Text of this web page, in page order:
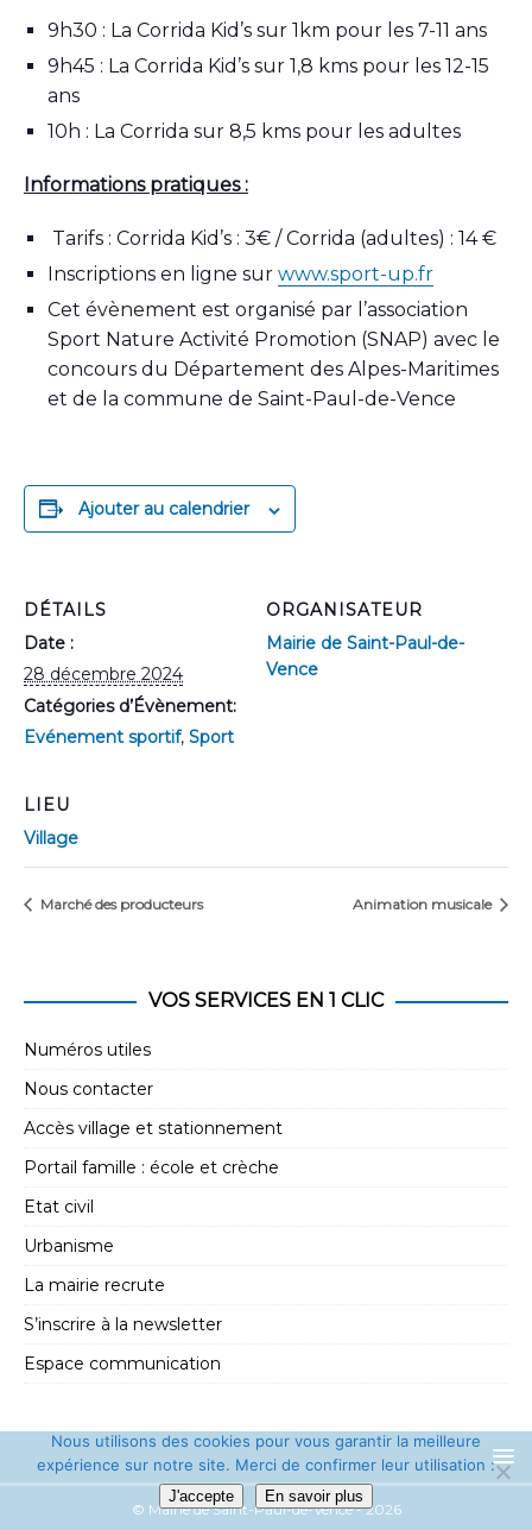
9h30 : La Corrida Kid’s sur 1km pour les 7-11 ans
9h45 : La Corrida Kid’s sur 1,8 kms pour les 12-15
ans
10h : La Corrida sur 8,5 kms pour les adultes
Informations pratiques :
Tarifs : Corrida Kid’s : 3€ /Corrida (adultes) : 14 €
Inscriptions en ligne sur www.sport-up.fr
Cet évènement est organisé par l’association
Sport Nature Activité Promotion (SNAP) avec le
concours du Département des Alpes-Maritimes
et de la commune de Saint-Paul-de-Vence
Ajouter au calendrier
DÉTAILS
Date :
28 décembre 2024
Catégories d’Évènement:
Evénement sportif, Sport
ORGANISATEUR
Mairie de Saint-Paul-de-
Vence
LIEU
Village
Marché des producteurs Animation musicale
VOS SERVICES EN 1 CLIC
Numéros utiles
Nous contacter
Accès village et stationnement
Portail famille : école et crèche
Etat civil
Urbanisme
La mairie recrute
S’inscrire à la newsletter
Espace communication
© Mairie de Saint-Paul-de-Vence - 2026
Nous utilisons des cookies pour vous garantir la meilleure
expérience sur notre site. Merci de confirmer leur utilisation :
J'accepte En savoir plus